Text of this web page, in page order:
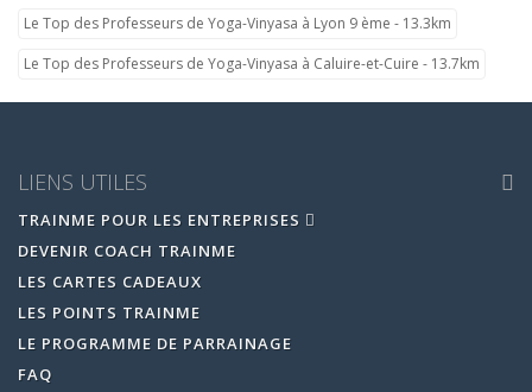
Le Top des Professeurs de Yoga-Vinyasa à Lyon 9 ème - 13.3km
Le Top des Professeurs de Yoga-Vinyasa à Caluire-et-Cuire - 13.7km
LIENS UTILES
TRAINME POUR LES ENTREPRISES
DEVENIR COACH TRAINME
LES CARTES CADEAUX
LES POINTS TRAINME
LE PROGRAMME DE PARRAINAGE
FAQ